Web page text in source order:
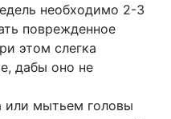
необходимо 2-3
поврежденное
этом слегка
дабы оно не
или мытьем головы